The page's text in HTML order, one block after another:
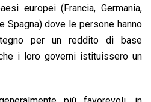
europei (Francia, Germania,
Spagna) dove le persone hanno
per un reddito di base
i loro governi istituissero un